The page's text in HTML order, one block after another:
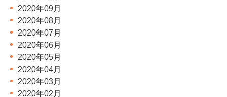
2020年09月
2020年08月
2020年07月
2020年06月
2020年05月
2020年04月
2020年03月
2020年02月